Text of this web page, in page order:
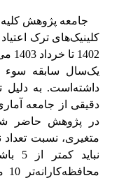
جامعه پژوهش
یک‌سال سابقه
داشته‌است. به دلیل
دقیقی از جامعه
در پژوهش حاضر
متغیری، نسبت